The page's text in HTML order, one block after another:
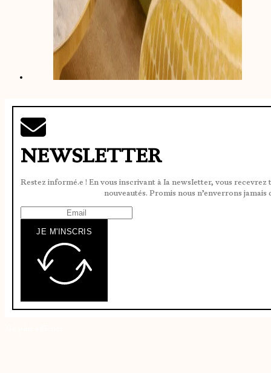
NEWSLETTER
Restez informé.e ! En vous inscrivant à la newsletter, vous
nouveautés. Promis nous n’enverrons jamais
JE M'INSCRIS